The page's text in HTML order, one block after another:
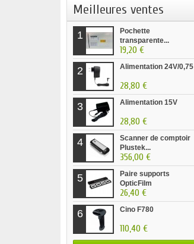
Meilleures ventes
1
Pochette
transparente...
19,20 €
2 Alimentation 24V/0,75
28,80 €
3 Alimentation 15V
28,80 €
4
Scanner de comptoir
Plustek...
356,00 €
5
Paire supports
OpticFilm
26,40 €
6 Cino F780
110,40 €